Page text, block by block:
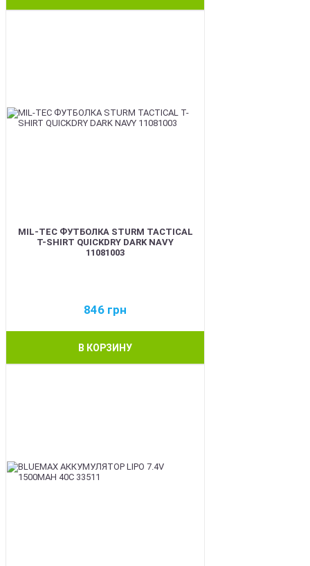
MIL-TEC ФУТБОЛКА STURM TACTICAL
T-SHIRT QUICKDRY DARK NAVY
11081003
846 грн
В КОРЗИНУ